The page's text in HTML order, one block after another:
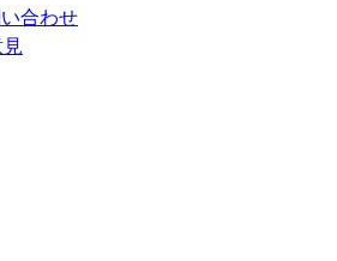
合わせ